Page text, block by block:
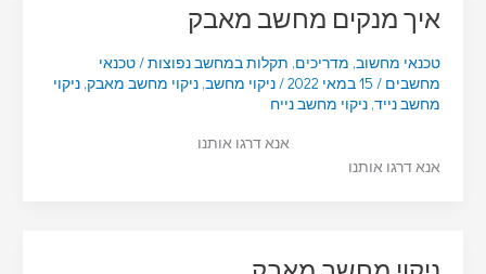
איך מנקים מחשב מאבק
טכנאי מחשוב, מדריכים, תקלות במחשב נפוצות/טכנאי
מחשבים / 15 במאי 2022 /ניקוי מחשב, ניקוי מחשב מאבק, ניקוי
מחשב נייד, ניקוי מחשב נייח
אנא דרגו אותנו
אנא דרגו אותנו